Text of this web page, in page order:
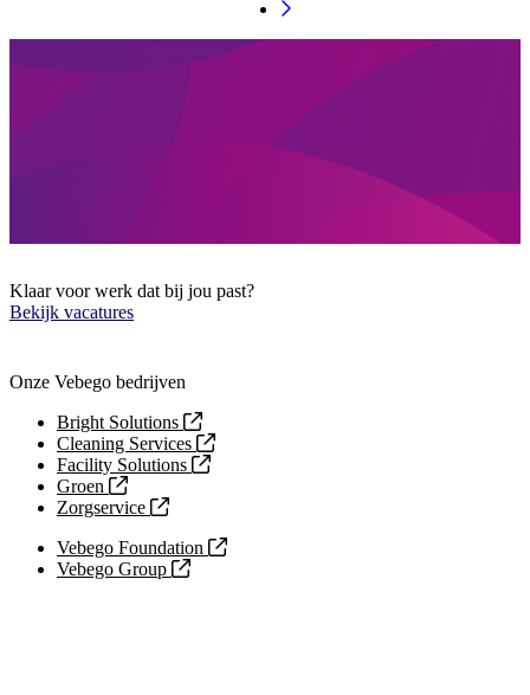
Klaar voor werk dat bij jou past?
Bekijk vacatures
Onze Vebego bedrijven
Bright Solutions
Cleaning Services
Facility Solutions
Groen
Zorgservice
Vebego Foundation
Vebego Group